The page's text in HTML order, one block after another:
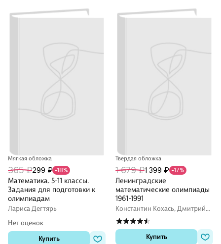
Мягкая обложка
365 ₽299 ₽ -18%
Математика. 5-11 классы.
Задания для подготовки к
олимпиадам
Лариса Дегтярь
Нет оценок
Купить
Твердая обложка
1 679 ₽1 399 ₽ -17%
Ленинградские
математические олимпиады
1961-1991
Константин Кохась, Дмитрий
Фомин
Купить